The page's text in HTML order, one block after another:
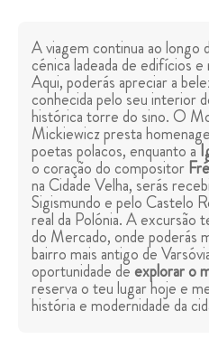
A viagem continua ao longo
cénica ladeada de edifícios
Aqui, poderás apreciar a
conhecida pelo seu interior
histórica torre do sino. O
Mickiewicz presta
poetas polacos, enquanto a
o coração do compositor
na Cidade Velha, serás
Sigismundo e pelo Castelo
real da Polónia. A excursão
do Mercado, onde poderás
bairro mais antigo de
oportunidade deexplorar o
reserva o teu lugar hoje e
história e modernidade da